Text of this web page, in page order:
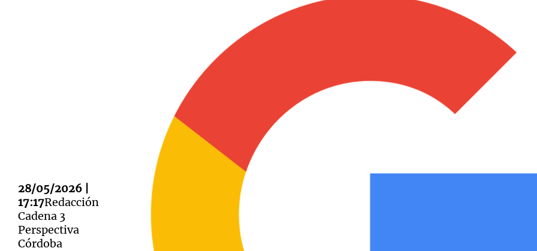
28/05/2026 |
17:17Redacción
Cadena 3
Perspectiva
Córdoba
Mundial 2026 La Sole en Cadena 3